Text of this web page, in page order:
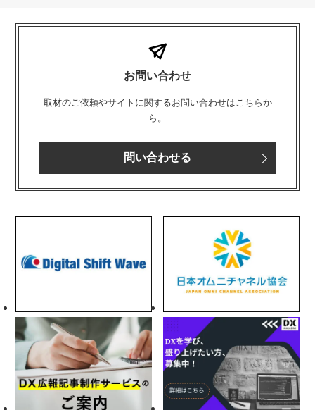
お問い合わせ
取材のご依頼やサイトに関するお問い合わせはこちらか
ら。
問い合わせる